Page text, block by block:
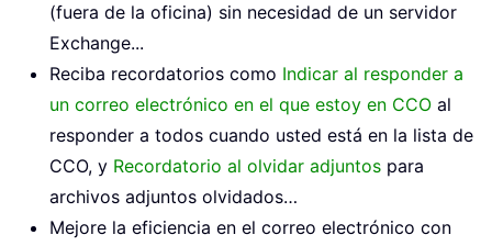
(fuera de la oficina) sin necesidad de un servidor
Exchange...
Reciba recordatorios como Indicar al responder a
un correo electrónico en el que estoy en CCO al
responder a todos cuando usted está en la lista de
CCO, y Recordatorio al olvidar adjuntos para
archivos adjuntos olvidados…
Mejore la eficiencia en el correo electrónico con